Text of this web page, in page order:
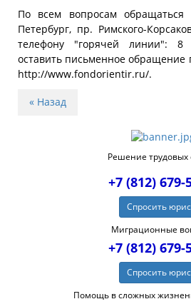
По всем вопросам обращаться
Петербург, пр. Римского-
телефону "горячей линии": 8
оставить письменное обращение
http://www.fondorientir.ru/.
« Назад
Решение трудовых
+7 (812) 679-
Спросить
Миграционные
+7 (812) 679-
Спросить
Помощь в сложных